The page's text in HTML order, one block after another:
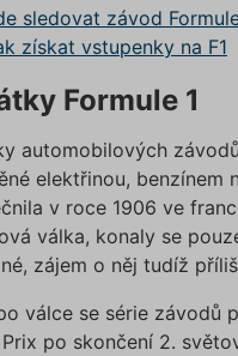
sledovat závod
získat vstupenky na F1
Formule 1
automobilových
elektřinou, benzínem
v roce 1906 ve
válka, konaly se
zájem o něj tudíž
válce se série závodů
Prix po skončení 2.